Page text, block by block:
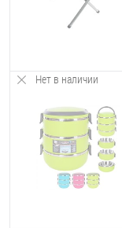
Нет в наличии